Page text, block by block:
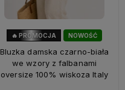
NOWOŚĆ
🔥 PROMOCJA
Bluzka damska czarno-biała
we wzory z falbanami
oversize 100% wiskoza Italy